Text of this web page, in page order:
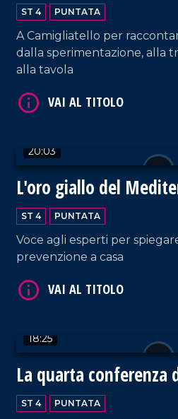
ST 4 PUNTATA
A Camigliatello per
dalla sperimentazione, alla
alla tavola
20:03
L'oro giallo del
ST 4 PUNTATA
Voce agli esperti per
prevenzione a casa
18:25
La quarta conferenza
Mediocrati
ST 4 PUNTATA
VAI AL TITOLO
VAI AL TITOLO